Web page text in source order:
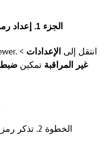
الجزء 1. إعداد رمز أمان للكمبيوتر غير المراقب
الخطوة 1. قم بتشغيل AnyViewer. انتقل إلى الإعدادات >
غير المراقبة تمكين ضبط
الخطوة 2.